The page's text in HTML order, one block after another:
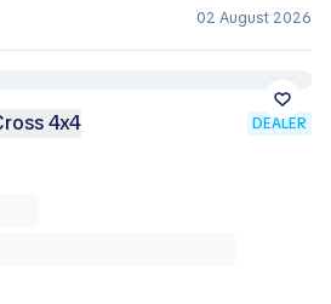
02 August 2026
4x4 DEALER